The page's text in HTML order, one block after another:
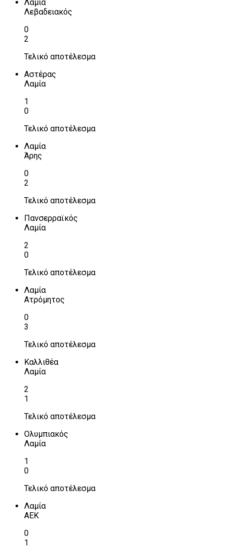
Λαμία
Λεβαδειακός
0
2
Τελικό αποτέλεσμα
Αστέρας
Λαμία
1
0
Τελικό αποτέλεσμα
Λαμία
Άρης
0
2
Τελικό αποτέλεσμα
Πανσερραϊκός
Λαμία
2
0
Τελικό αποτέλεσμα
Λαμία
Ατρόμητος
0
3
Τελικό αποτέλεσμα
Καλλιθέα
Λαμία
2
1
Τελικό αποτέλεσμα
Ολυμπιακός
Λαμία
1
0
Τελικό αποτέλεσμα
Λαμία
ΑΕΚ
0
1